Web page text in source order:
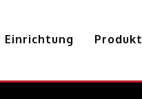
Einrichtung Produkt